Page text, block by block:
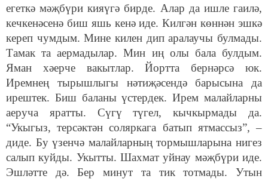
егеткә мәҗбүри кияүгә бирде. Алар да ишле гаилә,
кечкенәсенә биш яшь кенә иде. Килгән көннән эшкә
кереп чумдым. Мине килен дип аралаучы булмады.
Тамак та аермадылар. Мин иң олы бала булдым.
Яман хәерче вакытлар. Йортта бернәрсә юк.
Иремнең тырышлыгы нәтиҗәсендә барысына да
ирештек. Биш баланы үстердек. Ирем малайларны
аеруча яратты. Сүгү түгел, кычкырмады да.
“Укыгыз, терсәктән соляркага батып ятмассыз”, –
диде. Бу үзенчә малайларның тормышларына нигез
салып куйды. Укытты. Шахмат уйнау мәҗбүри иде.
Эшләтте дә. Бер минут та тик тотмады. Утын